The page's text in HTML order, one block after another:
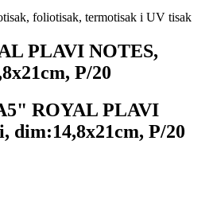
foliotisak, termotisak i UV tisak
PLAVI NOTES,
P/20
ROYAL PLAVI
dim:14,8x21cm, P/20